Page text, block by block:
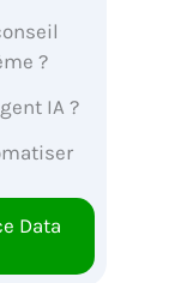
?
IA ?
Data